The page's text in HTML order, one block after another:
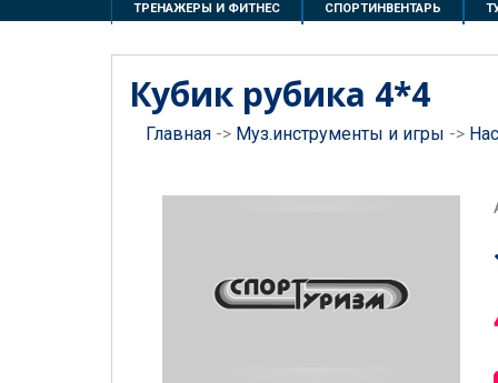
ТРЕНАЖЕРЫ И ФИТНЕС СПОРТИНВЕНТАРЬ
Кубик рубика 4*4
Главная -> Муз.инструменты и игры ->